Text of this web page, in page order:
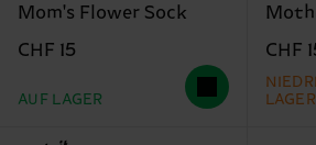
Mom's Flower Sock
CHF 15
AUF LAGER
CHF